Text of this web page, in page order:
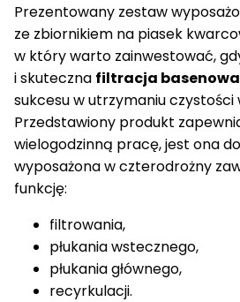
Prezentowany zestaw
ze zbiornikiem na piasek
w który warto zainwestować,
i skuteczna filtracja basenowa
sukcesu w utrzymaniu czystości
Przedstawiony produkt
wielogodzinną pracę, jest ona
wyposażona w czterodrożny
funkcję:
filtrowania,
płukania wstecznego,
płukania głównego,
recyrkulacji.